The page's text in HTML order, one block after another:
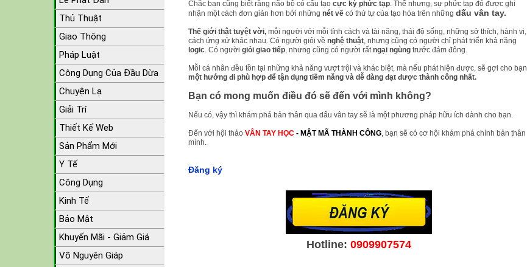
Chắc bạn cũng biết rằng não bộ có cấu tạo cực kỳ phức tạp. Thế nhưng, sự phức tạp đó được ghi
nhận một cách đơn giản hơn bởi nhữngnét vẽ có thứ tự của tạo hóa trên nhữngdấu vân tay.
Thế giới thật tuyệt vời, mỗi người với mỗi tính cách và tài năng, thái độ sống, những sở thích, hành vi,
cách ứng xử khác nhau. Có người giỏi vềnghệ thuật, nhưng cũng có người chỉ phát triển khả năng
logic. Có ngườigiỏi giao tiếp, nhưng cũng có người rấtngại ngùng trước đám đông.
Mỗi cá nhân đều tồn tại những khả năng vượt trội và khác biệt, mà nếu phát hiện được, sẽ gợi cho bạn
một hướng đi phù hợp để tận dụng tiềm năng và dễ dàng đạt được thành công nhất.
Bạn có mong muốn điều đó sẽ đến với mình không?
Nếu có, vậy thì khám phá bản thân qua dấu vân tay sẽ là một phương pháp hữu ích dành cho bạn.
Đến với hội thảoVÂN TAY HỌC- MẬT MÃ THÀNH CÔNG, bạn sẽ có cơ hội khám phá chính bản thân
mình.
Đăng ký
Hotline:0909907574
Thủ Thuật
Giao Thông
Pháp Luật
Công Dụng Của Đầu Dừa
Chuyện Lạ
Giải Trí
Thiết Kế Web
Sản Phẩm Mới
Y Tế
Công Dụng
Kinh Tế
Bảo Mật
Khuyến Mãi - Giảm Giá
Võ Nguyên Giáp